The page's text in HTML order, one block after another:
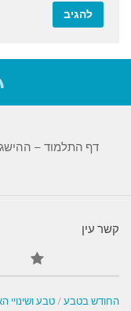
דף התלמוד –
קשר עין
החודש בטבע /טבע ושינויי